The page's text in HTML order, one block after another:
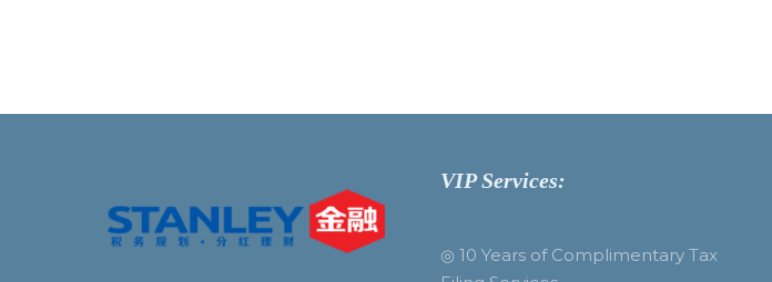
VIP Services:
◎ 10 Years of Complimentary Tax